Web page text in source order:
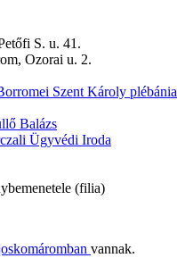
S. u. 41.
Ozorai u. 2.
Szent Károly plébánia
Balázs
Ügyvédi Iroda
(filia)
vannak.